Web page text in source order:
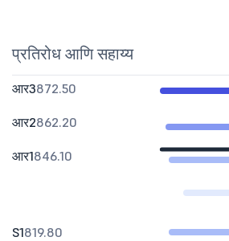
प्रतिरोध आणि सहाय्य
आर3872.50
आर2862.20
आर1846.10
S1819.80